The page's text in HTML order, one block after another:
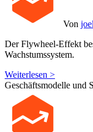
Von
Der Flywheel-Effekt
Wachstumssystem.
Weiterlesen >
Geschäftsmodelle und